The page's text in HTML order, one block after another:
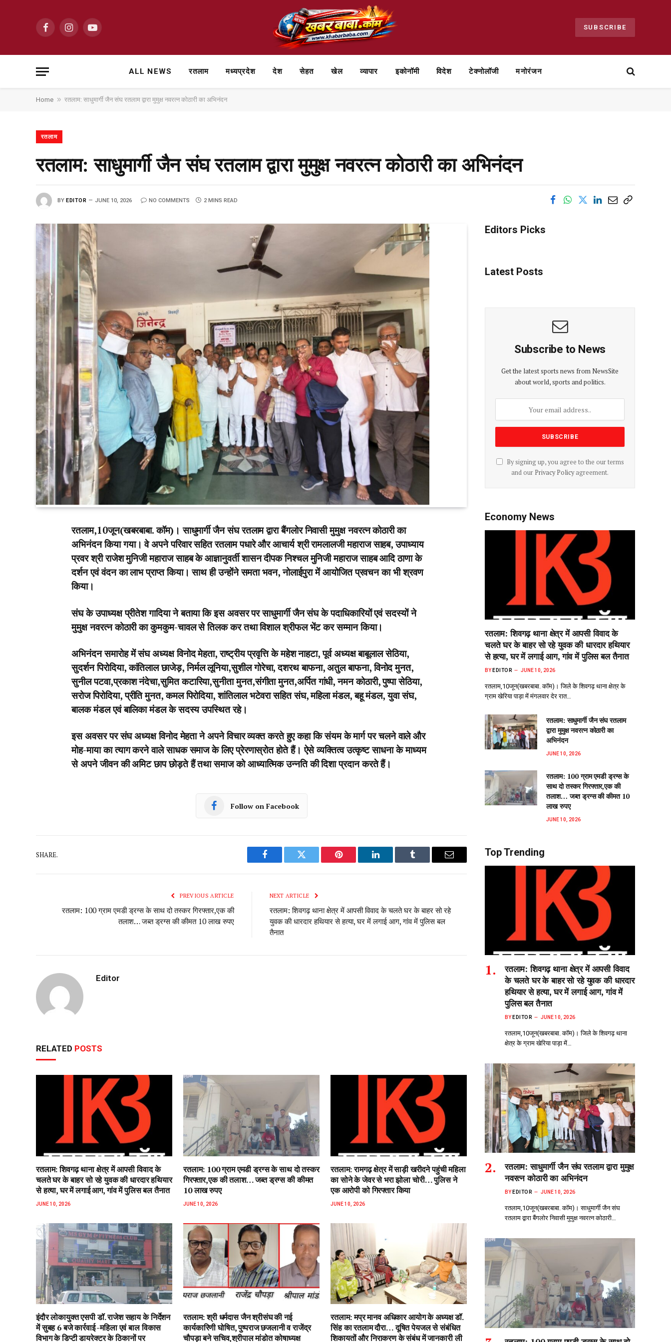
FacebookInstagramYouTube SUBSCRIBE
ALL NEWS रतलाम मध्यप्रदेश देश सेहत खेल व्यापार ⁠इकोनॉमी विदेश टेक्नोलॉजी मनोरंजन
Home » रतलाम: साधुमार्गी जैन संघ रतलाम द्वारा मुमुक्ष नवरत्न कोठारी का अभिनंदन
रतलाम
रतलाम: साधुमार्गी जैन संघ रतलाम द्वारा मुमुक्ष नवरत्न कोठारी का अभिनंदन
BY EDITOR JUNE 10, 2026 NO COMMENTS 2 MINS READ
रतलाम,10जून(खबरबाबा. कॉम)। साधुमार्गी जैन संघ रतलाम द्वारा बैंगलोर निवासी मुमुक्ष नवरत्न कोठारी का
अभिनंदन किया गया। वे अपने परिवार सहित रतलाम पधारे और आचार्य श्री रामलालजी महाराज साहब, उपाध्याय
प्रवर श्री राजेश मुनिजी महाराज साहब के आज्ञानुवर्ती शासन दीपक निश्चल मुनिजी महाराज साहब आदि ठाणा के
दर्शन एवं वंदन का लाभ प्राप्त किया। साथ ही उन्होंने समता भवन, नोलाईपुरा में आयोजित प्रवचन का भी श्रवण
किया।
संघ के उपाध्यक्ष प्रीतेश गादिया ने बताया कि इस अवसर पर साधुमार्गी जैन संघ के पदाधिकारियों एवं सदस्यों ने
मुमुक्ष नवरत्न कोठारी का कुमकुम-चावल से तिलक कर तथा विशाल श्रीफल भेंट कर सम्मान किया।
अभिनंदन समारोह में संघ अध्यक्ष विनोद मेहता, राष्ट्रीय प्रवृत्ति के महेश नाहटा, पूर्व अध्यक्ष बाबूलाल सेठिया,
सुदर्शन पिरोदिया, कांतिलाल छाजेड़, निर्मल लूनिया,सुशील गोरेचा, दशरथ बाफना, अतुल बाफना, विनोद मुनत,
सुनील पटवा,प्रकाश नंदेचा,सुमित कटारिया,सुनीता मुनत,संगीता मुनत,अर्पित गांधी, नमन कोठारी, पुष्पा सेठिया,
सरोज पिरोदिया, प्रीति मुनत, कमल पिरोदिया, शांतिलाल भटेवरा सहित संघ, महिला मंडल, बहू मंडल, युवा संघ,
बालक मंडल एवं बालिका मंडल के सदस्य उपस्थित रहे।
इस अवसर पर संघ अध्यक्ष विनोद मेहता ने अपने विचार व्यक्त करते हुए कहा कि संयम के मार्ग पर चलने वाले और
मोह-माया का त्याग करने वाले साधक समाज के लिए प्रेरणास्रोत होते हैं। ऐसे व्यक्तित्व उत्कृष्ट साधना के माध्यम
से अपने जीवन की अमिट छाप छोड़ते हैं तथा समाज को आध्यात्मिक उन्नति की दिशा प्रदान करते हैं।
Follow on Facebook
SHARE.
Facebook Twitter Pinterest LinkedIn Tumblr Email
PREVIOUS ARTICLE
रतलाम: 100 ग्राम एमडी ड्रग्स के साथ दो तस्कर गिरफ्तार,एक की
तलाश… जब्त ड्रग्स की कीमत 10 लाख रुपए
NEXT ARTICLE
रतलाम: शिवगढ़ थाना क्षेत्र में आपसी विवाद के चलते घर के बाहर सो‌ रहे
युवक की धारदार हथियार से हत्या, घर में लगाई आग, गांव में पुलिस बल
तैनात
Editor
RELATED POSTS
रतलाम: शिवगढ़ थाना क्षेत्र में आपसी विवाद के
चलते घर के बाहर सो‌ रहे युवक की धारदार हथियार
से हत्या, घर में लगाई आग, गांव में पुलिस बल तैनात
JUNE 10, 2026
रतलाम: 100 ग्राम एमडी ड्रग्स के साथ दो तस्कर
गिरफ्तार,एक की तलाश… जब्त ड्रग्स की कीमत
10 लाख रुपए
JUNE 10, 2026
रतलाम: रामगढ़ क्षेत्र में साड़ी खरीदने पहुंची महिला
का सोने के जेवर से भरा झोला चोरी… पुलिस ने
एक आरोपी को गिरफ्तार किया
JUNE 10, 2026
इंदौर लोकायुक्त एसपी डॉ. राजेश सहाय के निर्देशन
में सुबह 6 बजे कार्रवाई -महिला एवं बाल विकास
विभाग के डिप्टी डायरेक्टर के ठिकानों पर
रतलाम: श्री धर्मदास जैन श्रीसंघ की नई
कार्यकारिणी घोषित, पुष्पराज छजलानी व राजेंद्र
चौपड़ा बने सचिव,श्रीपाल मांडोत कोषाध्यक्ष
रतलाम: मप्र मानव अधिकार आयोग के अध्यक्ष डॉ.
सिंह का रतलाम दौरा… दूषित पेयजल से‌ संबंधित
शिकायतों और निराकरण के संबंध में जानकारी ली
Editors Picks
Latest Posts
Subscribe to News
Get the latest sports news from NewsSite
about world, sports and politics.
By signing up, you agree to the our terms
and our Privacy Policyagreement.
Economy News
रतलाम: शिवगढ़ थाना क्षेत्र में आपसी विवाद के
चलते घर के बाहर सो‌ रहे युवक की धारदार हथियार
से हत्या, घर में लगाई आग, गांव में पुलिस बल तैनात
BY EDITOR JUNE 10, 2026
रतलाम,10जून(खबरबाबा. कॉम)। जिले के शिवगढ़ थाना क्षेत्र के
ग्राम खेरिया पाड़ा में मंगलवार देर रात…
रतलाम: साधुमार्गी जैन संघ रतलाम
द्वारा मुमुक्ष नवरत्न कोठारी का
अभिनंदन
JUNE 10, 2026
रतलाम: 100 ग्राम एमडी ड्रग्स के
साथ दो तस्कर गिरफ्तार,एक की
तलाश… जब्त ड्रग्स की कीमत 10
लाख रुपए
JUNE 10, 2026
Top Trending
रतलाम: शिवगढ़ थाना क्षेत्र में आपसी विवाद
के चलते घर के बाहर सो‌ रहे युवक की धारदार
हथियार से हत्या, घर में लगाई आग, गांव में
पुलिस बल तैनात
BY EDITOR JUNE 10, 2026
रतलाम,10जून(खबरबाबा. कॉम)। जिले के शिवगढ़ थाना
क्षेत्र के ग्राम खेरिया पाड़ा में…
रतलाम: साधुमार्गी जैन संघ रतलाम द्वारा मुमुक्ष
नवरत्न कोठारी का अभिनंदन
BY EDITOR JUNE 10, 2026
रतलाम,10जून(खबरबाबा. कॉम)। साधुमार्गी जैन संघ
रतलाम द्वारा बैंगलोर निवासी मुमुक्ष नवरत्न कोठारी…